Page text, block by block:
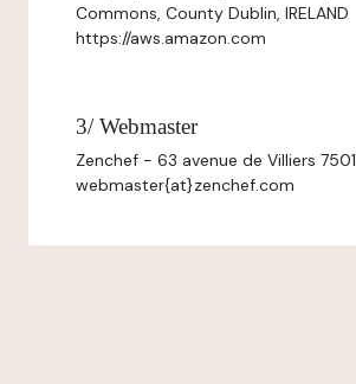
Commons, County Dublin, IRELAND
https://aws.amazon.com
3/ Webmaster
Zenchef - 63 avenue de Villiers
webmaster{at}zenchef.com